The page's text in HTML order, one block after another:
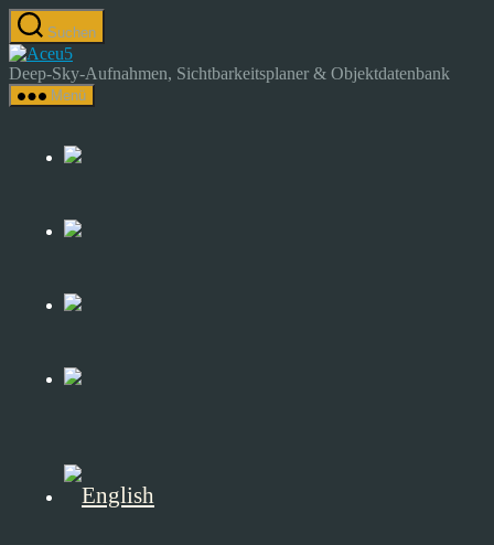
Zum
Inhalt
springen
Suchen
Astrocamp
–
Astrofotografie
Sky-
Deep-Sky-Aufnahmen, Sichtbarkeitsplaner & Objektdatenbank
Menü